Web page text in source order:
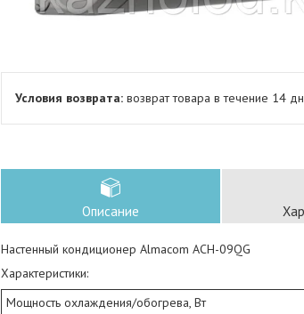
возврат товара в течение 14
Описание
Настенный кондиционер Almacom ACH-09QG
Характеристики:
Мощность охлаждения/обогрева, Вт